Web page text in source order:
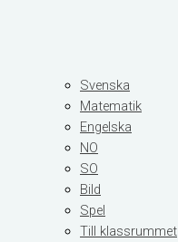
Svenska
Matematik
Engelska
NO
SO
Bild
Spel
Till klassrummet